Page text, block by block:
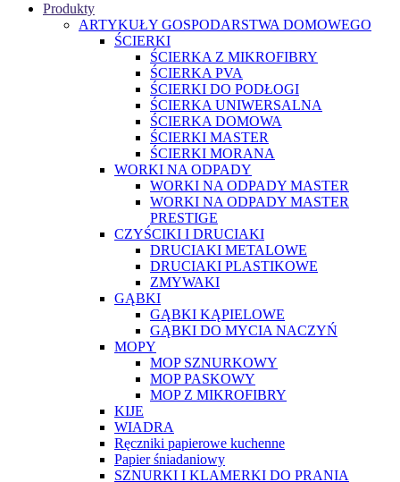
Produkty
ARTYKUŁY GOSPODARSTWA DOMOWEGO
ŚCIERKI
ŚCIERKA Z MIKROFIBRY
ŚCIERKA PVA
ŚCIERKI DO PODŁOGI
ŚCIERKA UNIWERSALNA
ŚCIERKA DOMOWA
ŚCIERKI MASTER
ŚCIERKI MORANA
WORKI NA ODPADY
WORKI NA ODPADY MASTER
WORKI NA ODPADY MASTER
PRESTIGE
CZYŚCIKI I DRUCIAKI
DRUCIAKI METALOWE
DRUCIAKI PLASTIKOWE
ZMYWAKI
GĄBKI
GĄBKI KĄPIELOWE
GĄBKI DO MYCIA NACZYŃ
MOPY
MOP SZNURKOWY
MOP PASKOWY
MOP Z MIKROFIBRY
KIJE
WIADRA
Ręczniki papierowe kuchenne
Papier śniadaniowy
SZNURKI I KLAMERKI DO PRANIA